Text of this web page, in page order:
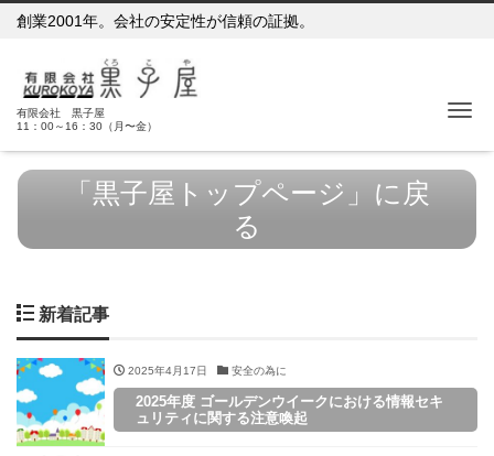
創業2001年。会社の安定性が信頼の証拠。
有限会社 黒子屋
11：00～16：30（月〜金）
「黒子屋トップページ」に戻
る
新着記事
2025年4月17日 安全の為に
2025年度 ゴールデンウイークにおける情報セキ
ュリティに関する注意喚起